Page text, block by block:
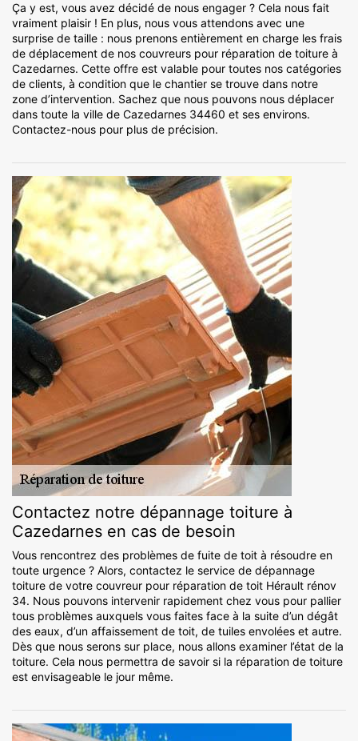
Ça y est, vous avez décidé de nous engager ? Cela nous fait
vraiment plaisir ! En plus, nous vous attendons avec une
surprise de taille : nous prenons entièrement en charge les frais
de déplacement de nos couvreurs pour réparation de toiture à
Cazedarnes. Cette offre est valable pour toutes nos catégories
de clients, à condition que le chantier se trouve dans notre
zone d’intervention. Sachez que nous pouvons nous déplacer
dans toute la ville de Cazedarnes 34460 et ses environs.
Contactez-nous pour plus de précision.
Contactez notre dépannage toiture à
Cazedarnes en cas de besoin
Vous rencontrez des problèmes de fuite de toit à résoudre en
toute urgence ? Alors, contactez le service de dépannage
toiture de votre couvreur pour réparation de toit Hérault rénov
34. Nous pouvons intervenir rapidement chez vous pour pallier
tous problèmes auxquels vous faites face à la suite d’un dégât
des eaux, d’un affaissement de toit, de tuiles envolées et autre.
Dès que nous serons sur place, nous allons examiner l’état de la
toiture. Cela nous permettra de savoir si la réparation de toiture
est envisageable le jour même.